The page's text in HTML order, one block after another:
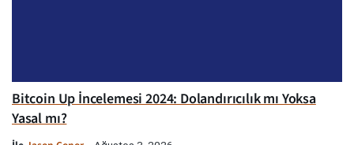
Bitcoin Up İncelemesi 2024: Dolandırıcılık mı Yoksa
Yasal mı?